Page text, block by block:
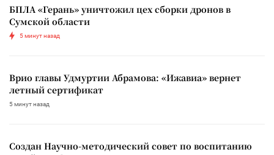
БПЛА «Герань» уничтожил цех сборки дронов в
Сумской области
5 минут назад
Врио главы Удмуртии Абрамова: «Ижавиа» вернет
летный сертификат
5 минут назад
Создан Научно-методический совет по воспитанию